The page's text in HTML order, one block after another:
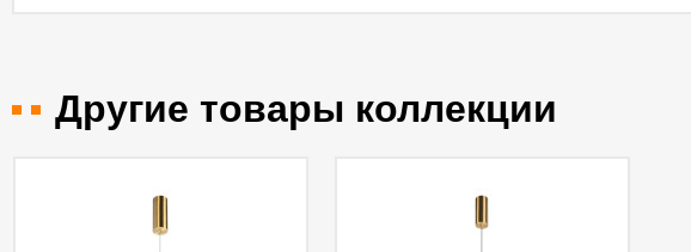
Другие товары коллекции